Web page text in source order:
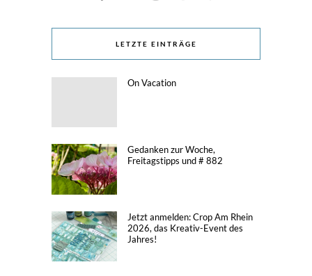
LETZTE EINTRÄGE
On Vacation
Gedanken zur Woche,
Freitagstipps und # 882
Jetzt anmelden: Crop Am Rhein
2026, das Kreativ-Event des
Jahres!